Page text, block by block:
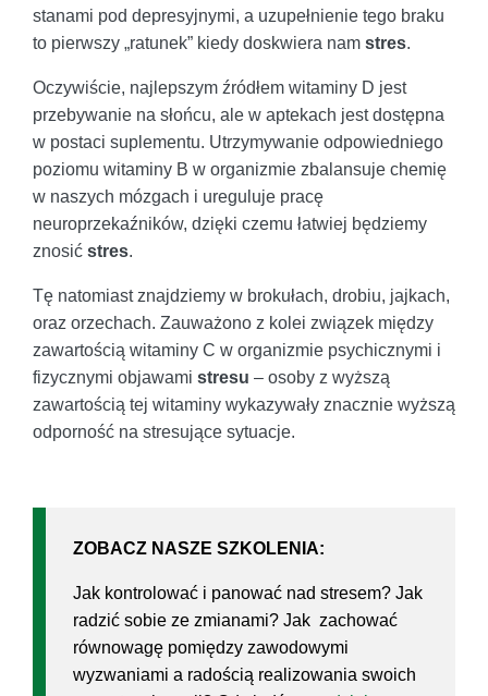
stanami pod depresyjnymi, a uzupełnienie tego braku
to pierwszy „ratunek” kiedy doskwiera nam stres.
Oczywiście, najlepszym źródłem witaminy D jest
przebywanie na słońcu, ale w aptekach jest dostępna
w postaci suplementu. Utrzymywanie odpowiedniego
poziomu witaminy B w organizmie zbalansuje chemię
w naszych mózgach i ureguluje pracę
neuroprzekaźników, dzięki czemu łatwiej będziemy
znosić stres.
Tę natomiast znajdziemy w brokułach, drobiu, jajkach,
oraz orzechach. Zauważono z kolei związek między
zawartością witaminy C w organizmie psychicznymi i
fizycznymi objawami stresu – osoby z wyższą
zawartością tej witaminy wykazywały znacznie wyższą
odporność na stresujące sytuacje.
ZOBACZ NASZE SZKOLENIA:
Jak kontrolować i panować nad stresem? Jak
radzić sobie ze zmianami? Jak zachować
równowagę pomiędzy zawodowymi
wyzwaniami a radością realizowania swoich